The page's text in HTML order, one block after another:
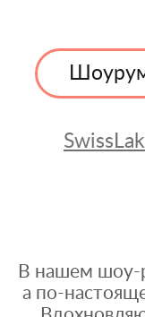
В нашем шоу-
а по-